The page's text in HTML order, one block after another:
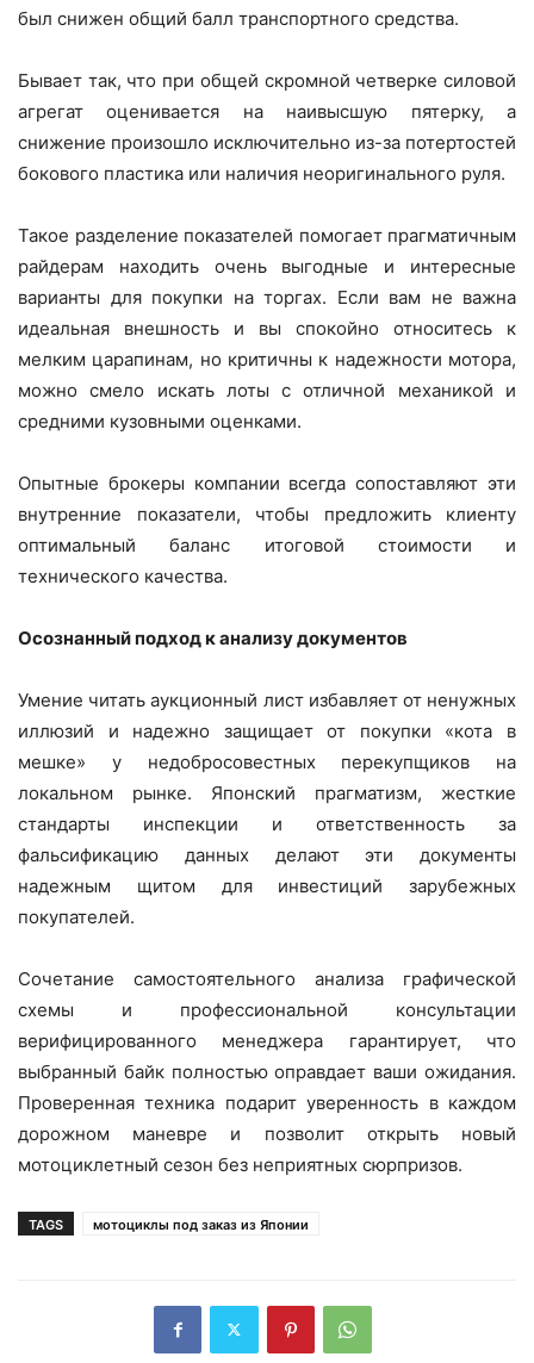
был снижен общий балл транспортного средства.
Бывает так, что при общей скромной четверке силовой
агрегат оценивается на наивысшую пятерку, а
снижение произошло исключительно из-за потертостей
бокового пластика или наличия неоригинального руля.
Такое разделение показателей помогает прагматичным
райдерам находить очень выгодные и интересные
варианты для покупки на торгах. Если вам не важна
идеальная внешность и вы спокойно относитесь к
мелким царапинам, но критичны к надежности мотора,
можно смело искать лоты с отличной механикой и
средними кузовными оценками.
Опытные брокеры компании всегда сопоставляют эти
внутренние показатели, чтобы предложить клиенту
оптимальный баланс итоговой стоимости и
технического качества.
Осознанный подход к анализу документов
Умение читать аукционный лист избавляет от ненужных
иллюзий и надежно защищает от покупки «кота в
мешке» у недобросовестных перекупщиков на
локальном рынке. Японский прагматизм, жесткие
стандарты инспекции и ответственность за
фальсификацию данных делают эти документы
надежным щитом для инвестиций зарубежных
покупателей.
Сочетание самостоятельного анализа графической
схемы и профессиональной консультации
верифицированного менеджера гарантирует, что
выбранный байк полностью оправдает ваши ожидания.
Проверенная техника подарит уверенность в каждом
дорожном маневре и позволит открыть новый
мотоциклетный сезон без неприятных сюрпризов.
TAGS мотоциклы под заказ из Японии